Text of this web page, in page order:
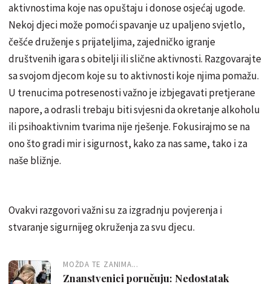
aktivnostima koje nas opuštaju i donose osjećaj ugode.
Nekoj djeci može pomoći spavanje uz upaljeno svjetlo,
češće druženje s prijateljima, zajedničko igranje
društvenih igara s obitelji ili slične aktivnosti. Razgovarajte
sa svojom djecom koje su to aktivnosti koje njima pomažu.
U trenucima potresenosti važno je izbjegavati pretjerane
napore, a odrasli trebaju biti svjesni da okretanje alkoholu
ili psihoaktivnim tvarima nije rješenje. Fokusirajmo se na
ono što gradi mir i sigurnost, kako za nas same, tako i za
naše bližnje.
Ovakvi razgovori važni su za izgradnju povjerenja i
stvaranje sigurnijeg okruženja za svu djecu.
MOŽDA TE ZANIMA...
Znanstvenici poručuju: Nedostatak